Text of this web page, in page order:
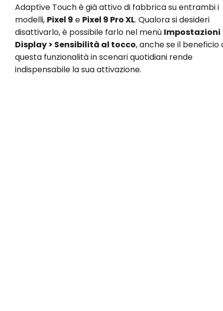
Adaptive Touch è già attivo di fabbrica su entrambi i
modelli, Pixel 9 e Pixel 9 Pro XL. Qualora si desideri
disattivarlo, è possibile farlo nel menù Impostazioni
Display > Sensibilità al tocco, anche se il beneficio
questa funzionalità in scenari quotidiani rende
indispensabile la sua attivazione.